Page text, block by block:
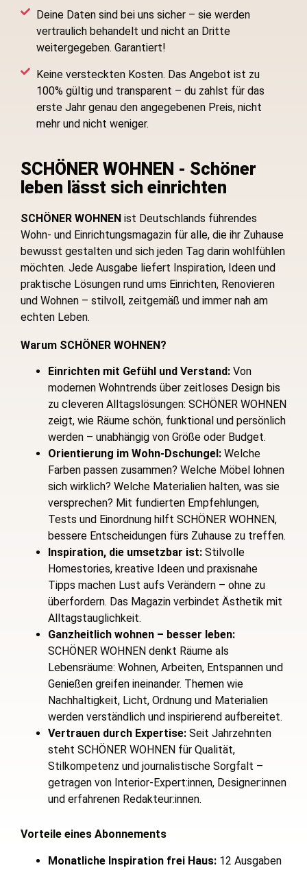
SCHÖNER WOHNEN - Schöner
leben lässt sich einrichten
SCHÖNER WOHNEN ist Deutschlands führendes
Wohn- und Einrichtungsmagazin für alle, die ihr Zuhause
bewusst gestalten und sich jeden Tag darin wohlfühlen
möchten. Jede Ausgabe liefert Inspiration, Ideen und
praktische Lösungen rund ums Einrichten, Renovieren
und Wohnen – stilvoll, zeitgemäß und immer nah am
echten Leben.
Warum SCHÖNER WOHNEN?
Einrichten mit Gefühl und Verstand: Von
modernen Wohntrends über zeitloses Design bis
zu cleveren Alltagslösungen: SCHÖNER WOHNEN
zeigt, wie Räume schön, funktional und persönlich
werden – unabhängig von Größe oder Budget.
Orientierung im Wohn-Dschungel: Welche
Farben passen zusammen? Welche Möbel lohnen
sich wirklich? Welche Materialien halten, was sie
versprechen? Mit fundierten Empfehlungen,
Tests und Einordnung hilft SCHÖNER WOHNEN,
bessere Entscheidungen fürs Zuhause zu treffen.
Inspiration, die umsetzbar ist: Stilvolle
Homestories, kreative Ideen und praxisnahe
Tipps machen Lust aufs Verändern – ohne zu
überfordern. Das Magazin verbindet Ästhetik mit
Alltagstauglichkeit.
Ganzheitlich wohnen – besser leben:
SCHÖNER WOHNEN denkt Räume als
Lebensräume: Wohnen, Arbeiten, Entspannen und
Genießen greifen ineinander. Themen wie
Nachhaltigkeit, Licht, Ordnung und Materialien
werden verständlich und inspirierend aufbereitet.
Vertrauen durch Expertise: Seit Jahrzehnten
steht SCHÖNER WOHNEN für Qualität,
Stilkompetenz und journalistische Sorgfalt –
getragen von Interior-Expert:innen, Designer:innen
und erfahrenen Redakteur:innen.
Vorteile eines Abonnements
Monatliche Inspiration frei Haus: 12 Ausgaben
Deine Daten sind bei uns sicher – sie werden
vertraulich behandelt und nicht an Dritte
weitergegeben. Garantiert!
Keine versteckten Kosten. Das Angebot ist zu
100% gültig und transparent – du zahlst für das
erste Jahr genau den angegebenen Preis, nicht
mehr und nicht weniger.